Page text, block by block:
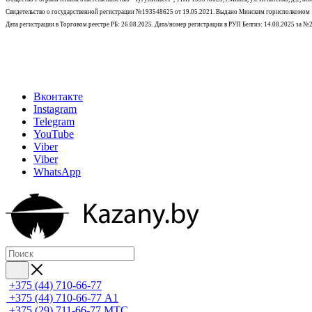
Свидетельство о государственной регистрации №193548625 от 19.05.2021. Выдано Минским горисполкомом
Дата регистрации в Торговом реестре РБ: 26.08.2025. Дата/номер регистрации в РУП Белгиэ: 14.08.2025 за
Вконтакте
Instagram
Telegram
YouTube
Viber
Viber
WhatsApp
+375 (44) 710-66-77
+375 (44) 710-66-77 А1